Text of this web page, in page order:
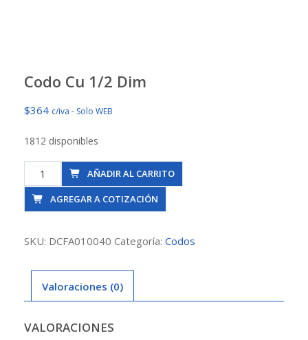
Codo Cu 1/2 Dim
$364 c/iva - Solo WEB
1812 disponibles
Codo
Cu
1/2
cantidad
AÑADIR AL CARRITO
AGREGAR A COTIZACIÓN
SKU: DCFA010040 Categoría: Codos
Valoraciones (0)
VALORACIONES